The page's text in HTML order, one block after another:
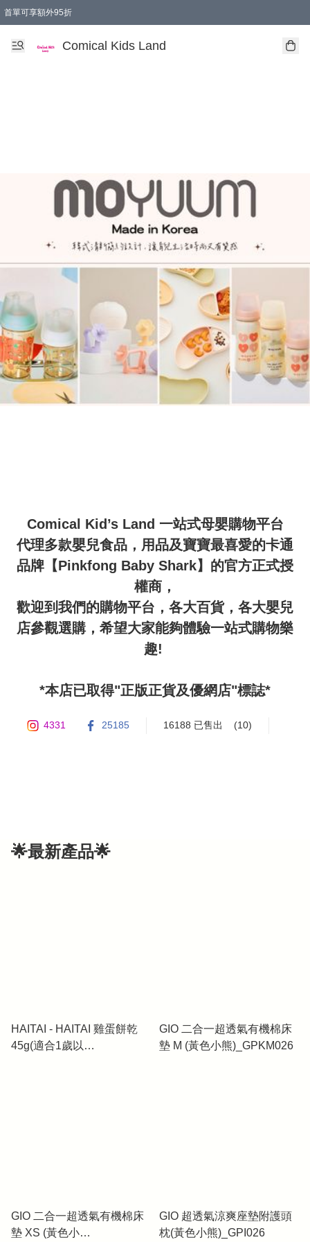
首單可享額外95折
Comical Kids Land
Comical Kid’s Land 一站式母嬰購物平台
代理多款嬰兒食品，用品及寶寶最喜愛的卡通
品牌【Pinkfong Baby Shark】的官方正式授
權商，
歡迎到我們的購物平台，各大百貨，各大嬰兒
店參觀選購，希望大家能夠體驗一站式購物樂
趣!
4331 25185 16188 已售出 (10)
🌟最新產品🌟
HAITAI - HAITAI 雞蛋餅乾
45g(適合1歲以
GIO 二合一超透氣有機棉床
墊 M (黃色小熊)_GPKM026
GIO 二合一超透氣有機棉床
墊 XS (黃色小
GIO 超透氣涼爽座墊附護頭
枕(黃色小熊)_GPI026